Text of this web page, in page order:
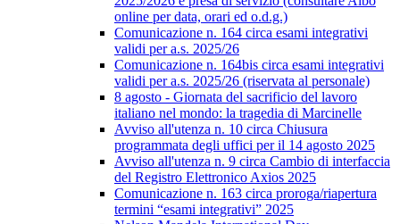
online per data, orari ed o.d.g.)
Comunicazione n. 164 circa esami integrativi
validi per a.s. 2025/26
Comunicazione n. 164bis circa esami integrativi
validi per a.s. 2025/26 (riservata al personale)
8 agosto - Giornata del sacrificio del lavoro
italiano nel mondo: la tragedia di Marcinelle
Avviso all'utenza n. 10 circa Chiusura
programmata degli uffici per il 14 agosto 2025
Avviso all'utenza n. 9 circa Cambio di interfaccia
del Registro Elettronico Axios 2025
Comunicazione n. 163 circa proroga/riapertura
termini “esami integrativi” 2025